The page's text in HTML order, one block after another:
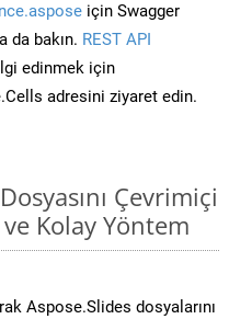
için Swagger
da bakın. REST API
edinmek için
adresini ziyaret edin.
Çevrimiçi
Kolay Yöntem
Aspose.Slides dosyalarını